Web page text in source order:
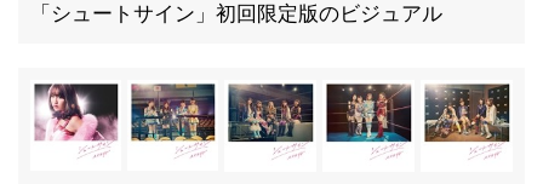
「シュートサイン」初回限定版のビジュアル